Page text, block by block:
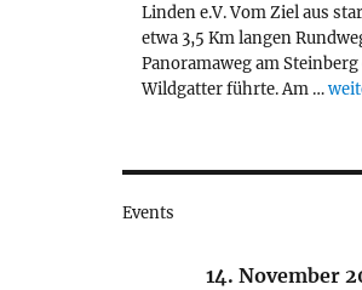
Linden e.V. Vom Ziel aus
etwa 3,5 Km langen
Panoramaweg am
Wildgatter führte. Am …
Events
14. November